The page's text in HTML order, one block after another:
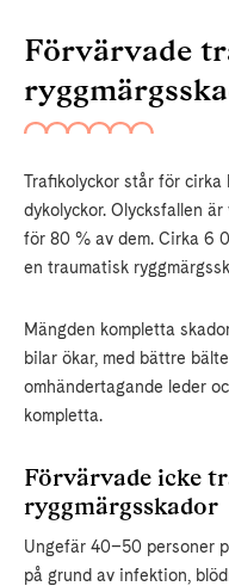
Förvärvade
Trafikolyckor står för cirka
dykolyckor. Olycksfallen
för 80 % av dem. Cirka 6
en traumatisk
Mängden kompletta
bilar ökar, med bättre
omhändertagande leder
kompletta.
Förvärvade icke
ryggmärgsskador
Ungefär 40–50 personer
på grund av infektion,